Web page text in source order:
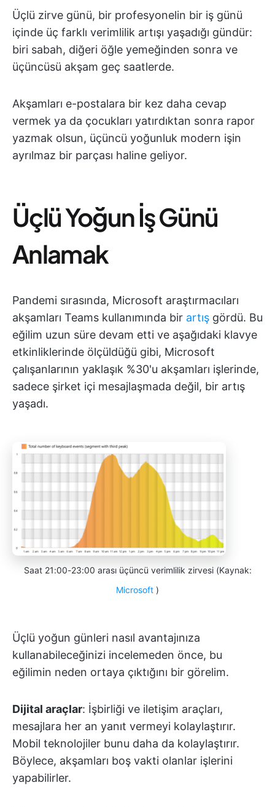
Üçlü zirve günü, bir profesyonelin bir iş günü
içinde üç farklı verimlilik artışı yaşadığı gündür:
biri sabah, diğeri öğle yemeğinden sonra ve
üçüncüsü akşam geç saatlerde.
Akşamları e-postalara bir kez daha cevap
vermek ya da çocukları yatırdıktan sonra rapor
yazmak olsun, üçüncü yoğunluk modern işin
ayrılmaz bir parçası haline geliyor.
Üçlü Yoğun İş Günü
Anlamak
Pandemi sırasında, Microsoft araştırmacıları
akşamları Teams kullanımında bir artış gördü. Bu
eğilim uzun süre devam etti ve aşağıdaki klavye
etkinliklerinde ölçüldüğü gibi, Microsoft
çalışanlarının yaklaşık %30'u akşamları işlerinde,
sadece şirket içi mesajlaşmada değil, bir artış
yaşadı.
Saat 21:00-23:00 arası üçüncü verimlilik zirvesi (Kaynak:
Microsoft )
Üçlü yoğun günleri nasıl avantajınıza
kullanabileceğinizi incelemeden önce, bu
eğilimin neden ortaya çıktığını bir görelim.
Dijital araçlar: İşbirliği ve iletişim araçları,
mesajlara her an yanıt vermeyi kolaylaştırır.
Mobil teknolojiler bunu daha da kolaylaştırır.
Böylece, akşamları boş vakti olanlar işlerini
yapabilirler.